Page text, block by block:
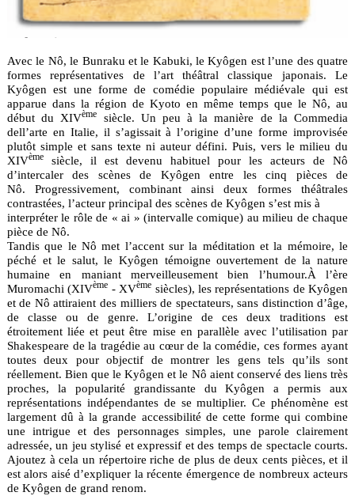
Avec le Nô, le Bunraku et le Kabuki, le Kyôgen est l’une des quatre
formes représentatives de l’art théâtral classique japonais. Le
Kyôgen est une forme de comédie populaire médiévale qui est
apparue dans la région de Kyoto en même temps que le Nô, au
début du XIVème
siècle. Un peu à la manière de la Commedia
dell’arte en Italie, il s’agissait à l’origine d’une forme improvisée
plutôt simple et sans texte ni auteur défini. Puis, vers le milieu du
XIVèmesiècle, il est devenu habituel pour les acteurs de Nô
d’intercaler des scènes de Kyôgen entre les cinq pièces de
Nô. Progressivement, combinant ainsi deux formes théâtrales
contrastées, l’acteur principal des scènes de Kyôgen s’est mis à
interpréter le rôle de « ai » (intervalle comique) au milieu de chaque
pièce de Nô.
Tandis que le Nô met l’accent sur la méditation et la mémoire, le
péché et le salut, le Kyôgen témoigne ouvertement de la nature
humaine en maniant merveilleusement bien l’humour.À l’ère
Muromachi (XIVème - XVème siècles), les représentations de Kyôgen
et de Nô attiraient des milliers de spectateurs, sans distinction d’âge,
de classe ou de genre. L’origine de ces deux traditions est
étroitement liée et peut être mise en parallèle avec l’utilisation par
Shakespeare de la tragédie au cœur de la comédie, ces formes ayant
toutes deux pour objectif de montrer les gens tels qu’ils sont
réellement. Bien que le Kyôgen et le Nô aient conservé des liens très
proches, la popularité grandissante du Kyôgen a permis aux
représentations indépendantes de se multiplier. Ce phénomène est
largement dû à la grande accessibilité de cette forme qui combine
une intrigue et des personnages simples, une parole clairement
adressée, un jeu stylisé et expressif et des temps de spectacle courts.
Ajoutez à cela un répertoire riche de plus de deux cents pièces, et il
est alors aisé d’expliquer la récente émergence de nombreux acteurs
de Kyôgen de grand renom.